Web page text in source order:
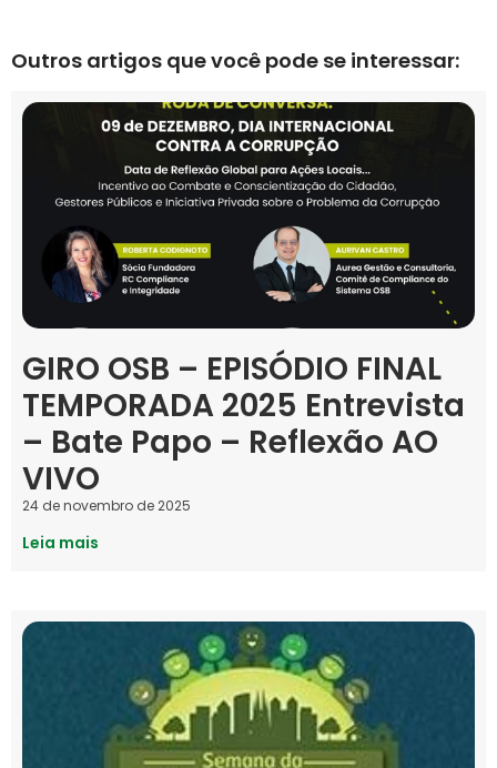
Outros artigos que você pode se interessar:
GIRO OSB – EPISÓDIO FINAL
TEMPORADA 2025 Entrevista
– Bate Papo – Reflexão AO
VIVO
24 de novembro de 2025
Leia mais